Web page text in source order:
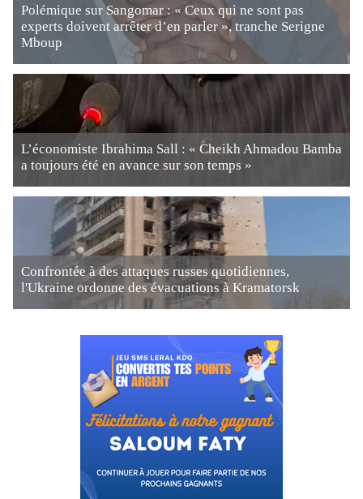
Polémique sur Sangomar : « Ceux qui ne sont pas
experts doivent arrêter d’en parler », tranche Serigne
Mboup
L’économiste Ibrahima Sall : « Cheikh Ahmadou Bamba
a toujours été en avance sur son temps »
Confrontée à des attaques russes quotidiennes,
l'Ukraine ordonne des évacuations à Kramatorsk